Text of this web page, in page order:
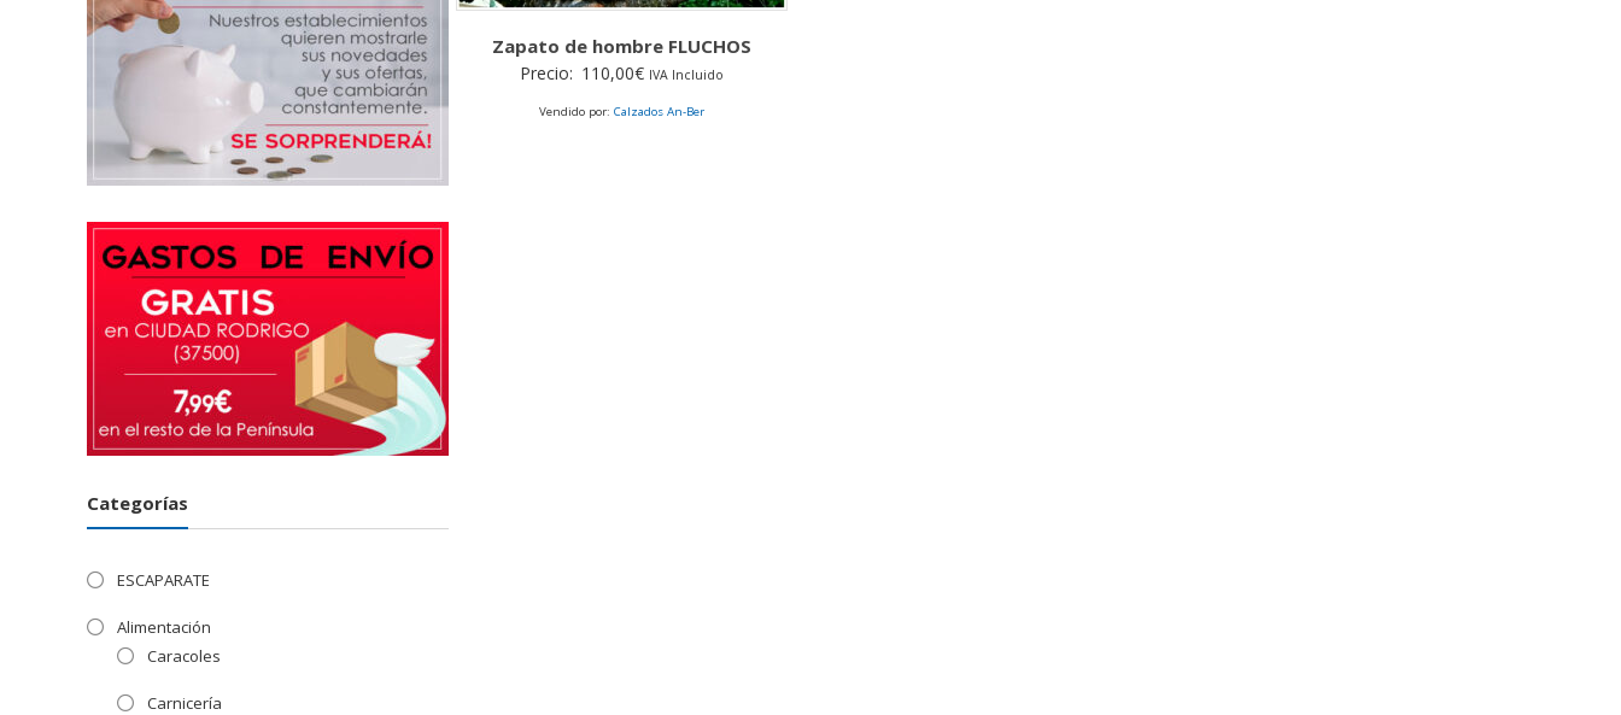
Zapato de hombre FLUCHOS
Precio: 110,00€ IVA Incluido
Vendido por: Calzados An-Ber
Categorías
ESCAPARATE
Alimentación
Caracoles
Carnicería